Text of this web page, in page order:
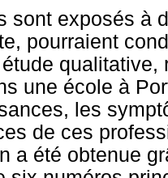
sont exposés à
pourraient
une école à
les
de ces
a été obtenue